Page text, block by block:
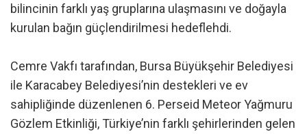
bilincinin farklı yaş gruplarına ulaşmasını ve doğayla
kurulan bağın güçlendirilmesi hedeflehdi.
Cemre Vakfı tarafından, Bursa Büyükşehir Belediyesi
ile Karacabey Belediyesi’nin destekleri ve ev
sahipliğinde düzenlenen 6. Perseid Meteor Yağmuru
Gözlem Etkinliği, Türkiye’nin farklı şehirlerinden gelen